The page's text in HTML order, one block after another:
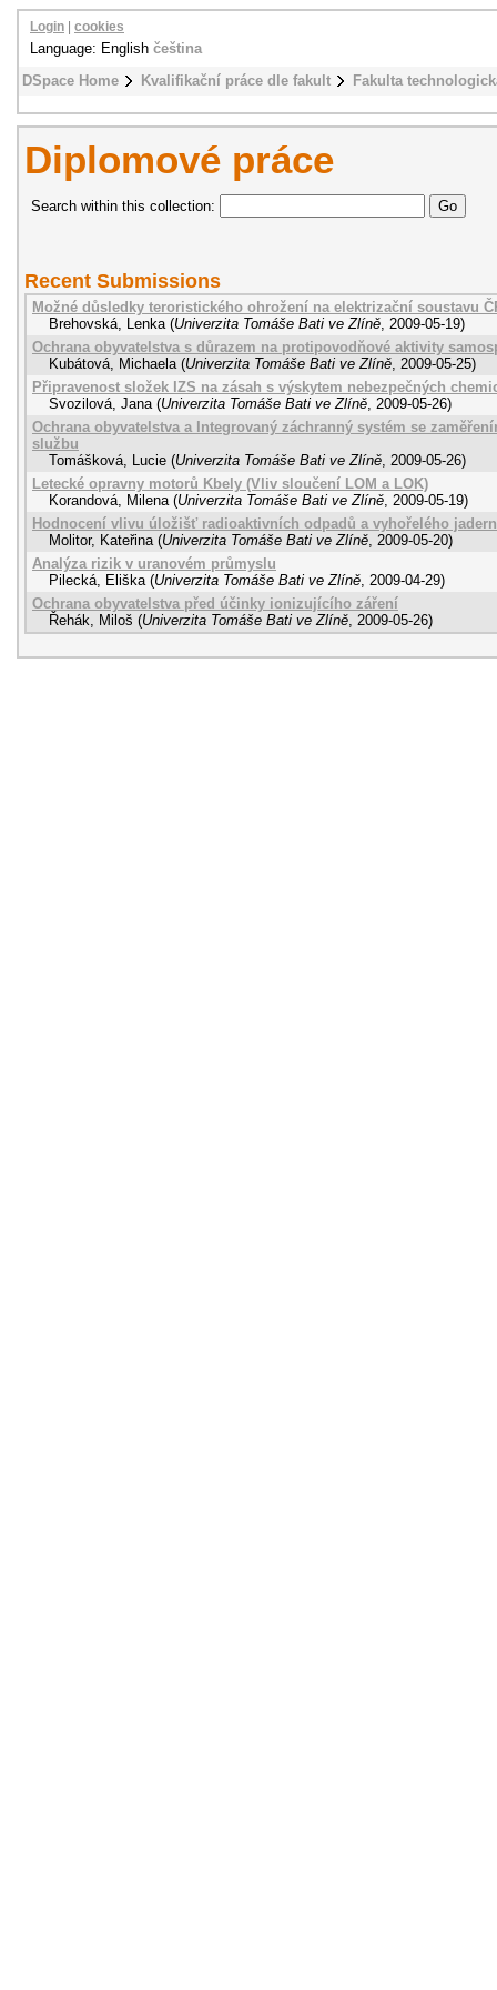
DSpace Home Kvalifikační práce dle fakult Fakulta
Login cookies
Language: English čeština
Diplomové práce
Search within this collection:
Recent Submissions
Možné důsledky teroristického ohrožení na elektrizační soustavu
Brehovská, Lenka (Univerzita Tomáše Bati ve Zlíně, 2009-05-19)
Ochrana obyvatelstva s důrazem na protipovodňové aktivity
Kubátová, Michaela (Univerzita Tomáše Bati ve Zlíně, 2009-05-25)
Připravenost složek IZS na zásah s výskytem nebezpečných
Svozilová, Jana (Univerzita Tomáše Bati ve Zlíně, 2009-05-26)
Ochrana obyvatelstva a Integrovaný záchranný systém se
službu
Tomášková, Lucie (Univerzita Tomáše Bati ve Zlíně, 2009-05-26)
Letecké opravny motorů Kbely (Vliv sloučení LOM a LOK)
Korandová, Milena (Univerzita Tomáše Bati ve Zlíně, 2009-05-19)
Hodnocení vlivu úložišť radioaktivních odpadů a vyhořelého
Molitor, Kateřina (Univerzita Tomáše Bati ve Zlíně, 2009-05-20)
Analýza rizik v uranovém průmyslu
Pilecká, Eliška (Univerzita Tomáše Bati ve Zlíně, 2009-04-29)
Ochrana obyvatelstva před účinky ionizujícího záření
Řehák, Miloš (Univerzita Tomáše Bati ve Zlíně, 2009-05-26)